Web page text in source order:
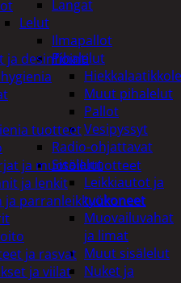
Langat
Lelut
Ilmapallot
Pihalelut
Muut pihalelut
Pallot
Vesipyssyt
Radio-ohjattavat
Sisälelut
Leikkiautot ja
työkoneet
Muovailuvahat
ja limat
Muut sisälelut
Nuket ja
ja desinfiointi
tuotteet
ja muotoilutuotteet
ja lenkit
ja parranleikkuukoneet
ja rasvat
ja viilat